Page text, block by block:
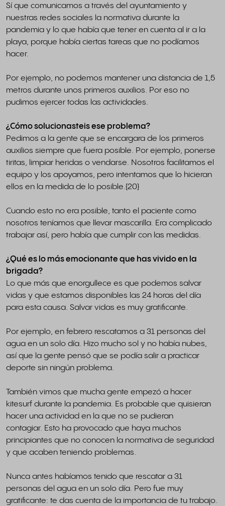
Sí que comunicamos a través del ayuntamiento y
nuestras redes sociales la normativa durante la
pandemia y lo que había que tener en cuenta al ir a la
playa, porque había ciertas tareas que no podíamos
hacer.
Por ejemplo, no podemos mantener una distancia de 1,5
metros durante unos primeros auxilios. Por eso no
pudimos ejercer todas las actividades.
¿Cómo solucionasteis ese problema?
Pedimos a la gente que se encargara de los primeros
auxilios siempre que fuera posible. Por ejemplo, ponerse
tiritas, limpiar heridas o vendarse. Nosotros facilitamos el
equipo y los apoyamos, pero intentamos que lo hicieran
ellos en la medida de lo posible.{20}
Cuando esto no era posible, tanto el paciente como
nosotros teníamos que llevar mascarilla. Era complicado
trabajar así, pero había que cumplir con las medidas.
¿Qué es lo más emocionante que has vivido en la
brigada?
Lo que más que enorgullece es que podemos salvar
vidas y que estamos disponibles las 24 horas del día
para esta causa. Salvar vidas es muy gratificante.
Por ejemplo, en febrero rescatamos a 31 personas del
agua en un solo día. Hizo mucho sol y no había nubes,
así que la gente pensó que se podía salir a practicar
deporte sin ningún problema.
También vimos que mucha gente empezó a hacer
kitesurf durante la pandemia. Es probable que quisieran
hacer una actividad en la que no se pudieran
contagiar. Esto ha provocado que haya muchos
principiantes que no conocen la normativa de seguridad
y que acaben teniendo problemas.
Nunca antes habíamos tenido que rescatar a 31
personas del agua en un solo día. Pero fue muy
gratificante: te das cuenta de la importancia de tu trabajo.